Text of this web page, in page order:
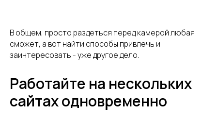
В общем, просто раздеться перед камерой любая
сможет, а вот найти способы привлечь и
заинтересовать - уже другое дело.
Работайте на нескольких
сайтах одновременно